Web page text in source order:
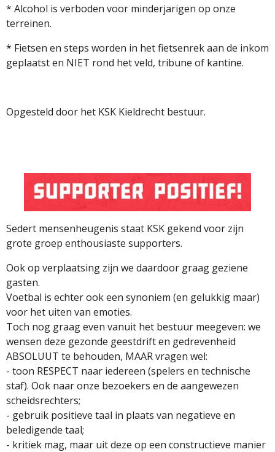
* Alcohol is verboden voor minderjarigen op onze
terreinen.
* Fietsen en steps worden in het fietsenrek aan de inkom
geplaatst en NIET rond het veld, tribune of kantine.
Opgesteld door het KSK Kieldrecht bestuur.
Sedert mensenheugenis staat KSK gekend voor zijn
grote groep enthousiaste supporters.
Ook op verplaatsing zijn we daardoor graag geziene
gasten.
Voetbal is echter ook een synoniem (en gelukkig maar)
voor het uiten van emoties.
Toch nog graag even vanuit het bestuur meegeven: we
wensen deze gezonde geestdrift en gedrevenheid
ABSOLUUT te behouden, MAAR vragen wel:
- toon RESPECT naar iedereen (spelers en technische
staf). Ook naar onze bezoekers en de aangewezen
scheidsrechters;
- gebruik positieve taal in plaats van negatieve en
beledigende taal;
- ⁠kritiek mag, maar uit deze op een constructieve manier